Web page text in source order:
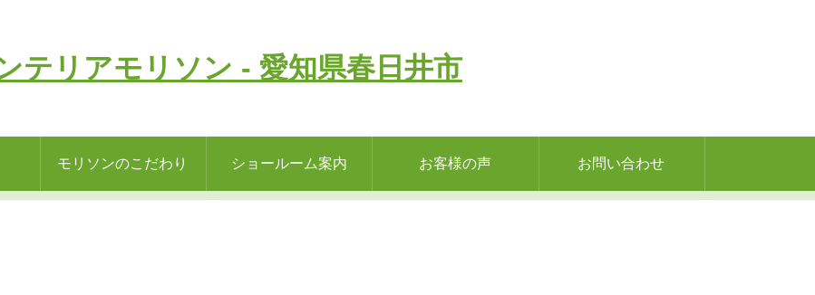
モリソンのこだわり ショールーム案内 お客様の声 お問い合わせ